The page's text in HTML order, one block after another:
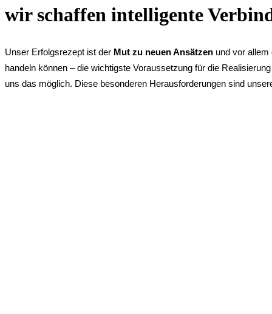
wir schaffen intelligente
Unser Erfolgsrezept ist der Mut zu neuen Ansätzen und vor
handeln können – die wichtigste Voraussetzung für die
uns das möglich. Diese besonderen Herausforderungen sind